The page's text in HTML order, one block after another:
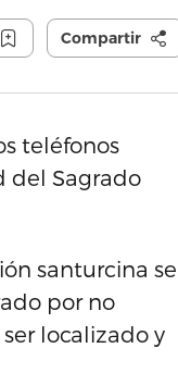
Compartir
teléfonos
del Sagrado
santurcina se
por no
localizado y